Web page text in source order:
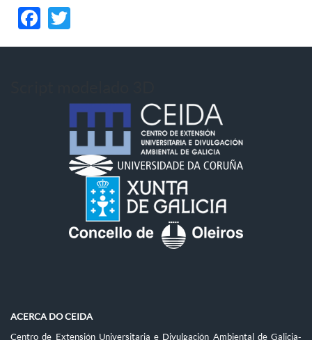
Facebook
ACERCA DO CEIDA
Centro de Extensión Universitaria e Divulgación Ambiental de Galicia-